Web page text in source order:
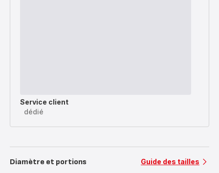
Service client
dédié
Diamètre et portions Guide des tailles